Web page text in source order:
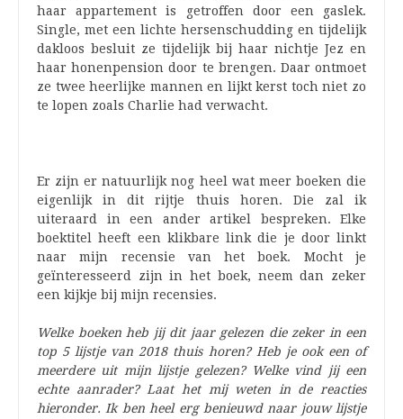
haar appartement is getroffen door een gaslek.
Single, met een lichte hersenschudding en tijdelijk
dakloos besluit ze tijdelijk bij haar nichtje Jez en
haar honenpension door te brengen. Daar ontmoet
ze twee heerlijke mannen en lijkt kerst toch niet zo
te lopen zoals Charlie had verwacht.
Er zijn er natuurlijk nog heel wat meer boeken die
eigenlijk in dit rijtje thuis horen. Die zal ik
uiteraard in een ander artikel bespreken. Elke
boektitel heeft een klikbare link die je door linkt
naar mijn recensie van het boek. Mocht je
geïnteresseerd zijn in het boek, neem dan zeker
een kijkje bij mijn recensies.
Welke boeken heb jij dit jaar gelezen die zeker in een
top 5 lijstje van 2018 thuis horen? Heb je ook een of
meerdere uit mijn lijstje gelezen? Welke vind jij een
echte aanrader? Laat het mij weten in de reacties
hieronder. Ik ben heel erg benieuwd naar jouw lijstje